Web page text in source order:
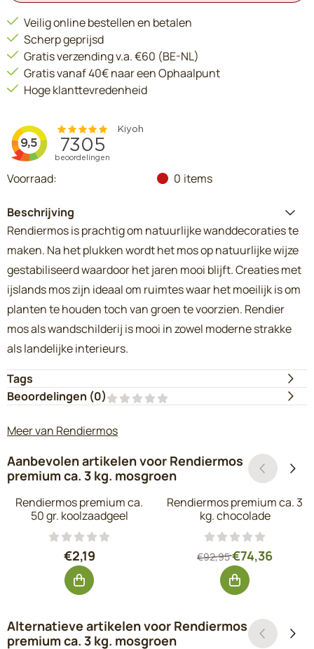
Veilig online bestellen en betalen
Scherp geprijsd
Gratis verzending v.a. €60 (BE-NL)
Gratis vanaf 40€ naar een Ophaalpunt
Hoge klanttevredenheid
Voorraad: 0 items
Beschrijving
Rendiermos is prachtig om natuurlijke wanddecoraties te
maken. Na het plukken wordt het mos op natuurlijke wijze
gestabiliseerd waardoor het jaren mooi blijft. Creaties met
ijslands mos zijn ideaal om ruimtes waar het moeilijk is om
planten te houden toch van groen te voorzien. Rendier
mos als wandschilderij is mooi in zowel moderne strakke
als landelijke interieurs.
Tags
Beoordelingen (0)
Meer van Rendiermos
Aanbevolen artikelen voor Rendiermos
premium ca. 3 kg. mosgroen
Rendiermos premium ca.
50 gr. koolzaadgeel
Prijs: 2,19, exclusief btw: 1,81
€2,19
Rendiermos premium ca. 3
kg. chocolade
Van 92,95 voor
€92,95€74,36
Alternatieve artikelen voor Rendiermos
premium ca. 3 kg. mosgroen